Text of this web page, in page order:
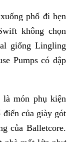
phố đi hẹn
không chọn
giống Lingling
Pumps có dập
món phụ kiện
điển của giày gót
của Balletcore.